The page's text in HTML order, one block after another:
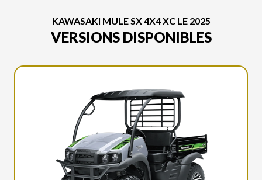
KAWASAKI MULE SX 4X4 XC LE 2025
VERSIONS DISPONIBLES